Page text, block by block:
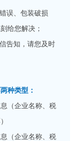
误、包装破损
给您解决；
告知，请您及时
种类型：
（企业名称、税
（企业名称、税